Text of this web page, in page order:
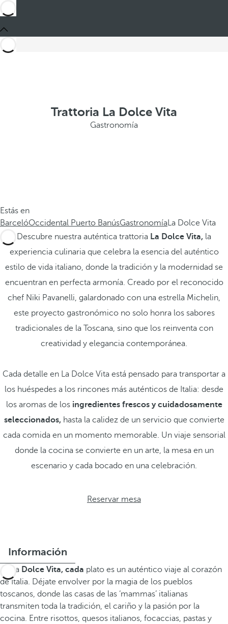
Trattoria La Dolce Vita
Gastronomía
Estás en
BarcelóOccidental Puerto BanúsGastronomíaLa Dolce Vita
Descubre nuestra auténtica trattoria La Dolce Vita, la
experiencia culinaria que celebra la esencia del auténtico
estilo de vida italiano, donde la tradición y la modernidad se
encuentran en perfecta armonía. Creado por el reconocido
chef Niki Pavanelli, galardonado con una estrella Michelin,
este proyecto gastronómico no solo honra los sabores
tradicionales de la Toscana, sino que los reinventa con
creatividad y elegancia contemporánea.
Cada detalle en La Dolce Vita está pensado para transportar a
los huéspedes a los rincones más auténticos de Italia: desde
los aromas de los ingredientes frescos y cuidadosamente
seleccionados,hasta la calidez de un servicio que convierte
cada comida en un momento memorable. Un viaje sensorial
donde la cocina se convierte en un arte, la mesa en un
escenario y cada bocado en una celebración.
Reservar mesa
Información
En La Dolce Vita, cada plato es un auténtico viaje al corazón
de Italia. Déjate envolver por la magia de los pueblos
toscanos, donde las casas de las ‘mammas’ italianas
transmiten toda la tradición, el cariño y la pasión por la
cocina. Entre risottos, quesos italianos, focaccias, pastas y